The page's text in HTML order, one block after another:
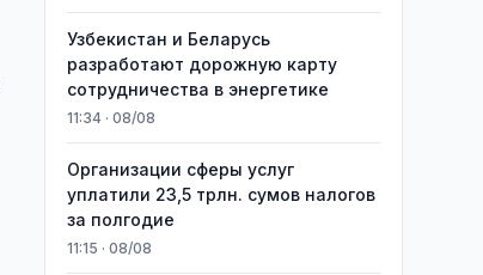
Узбекистан и Беларусь
разработают дорожную карту
сотрудничества в энергетике
11:34 · 08/08
Организации сферы услуг
уплатили 23,5 трлн. сумов налогов
за полгодие
11:15 · 08/08